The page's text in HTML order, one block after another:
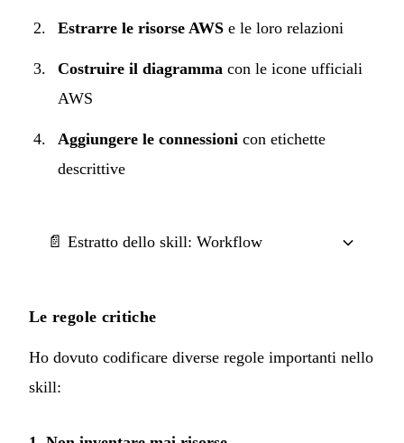
Estrarre le risorse AWS e le loro relazioni
Costruire il diagramma con le icone ufficiali
AWS
Aggiungere le connessioni con etichette
descrittive
📄 Estratto dello skill: Workflow
Le regole critiche
Ho dovuto codificare diverse regole importanti nello
skill: